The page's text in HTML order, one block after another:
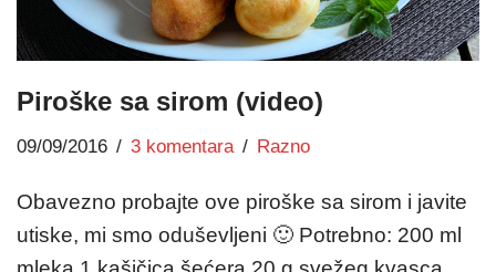
Piroške sa sirom (video)
09/09/2016 3 komentara Razno
Obavezno probajte ove piroške sa sirom i javite
utiske, mi smo oduševljeni 🙂 Potrebno: 200 ml